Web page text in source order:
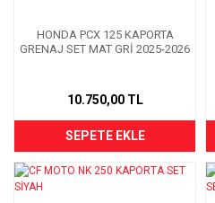
HONDA PCX 125 KAPORTA
GRENAJ SET MAT GRİ 2025-2026
10.750,00 TL
SEPETE EKLE